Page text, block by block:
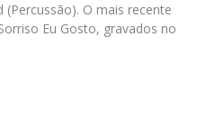
(Percussão). O mais recente
Eu Gosto, gravados no